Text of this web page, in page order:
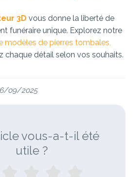
3D vous donne la liberté de
funéraire unique. Explorez notre
modèles de pierres tombales,
chaque détail selon vos souhaits.
09/2025
vous-a-t-il été
utile ?